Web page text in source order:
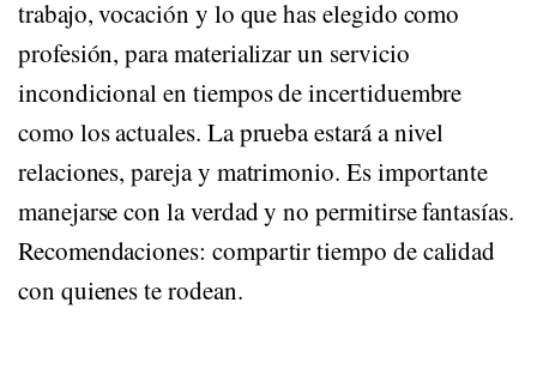
trabajo, vocación y lo que has elegido como
profesión, para materializar un servicio
incondicional en tiempos de incertiduembre
como los actuales. La prueba estará a nivel
relaciones, pareja y matrimonio. Es importante
manejarse con la verdad y no permitirse fantasías.
Recomendaciones: compartir tiempo de calidad
con quienes te rodean.